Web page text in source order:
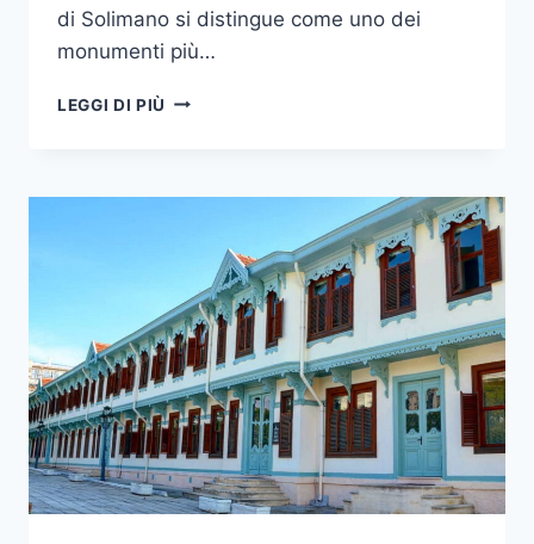
di Solimano si distingue come uno dei
monumenti più…
LEGGI DI PIÙ MOSCHEA
CAPOLAVORO
VISITARE